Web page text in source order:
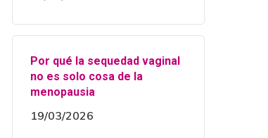
Por qué la sequedad vaginal
no es solo cosa de la
menopausia
19/03/2026